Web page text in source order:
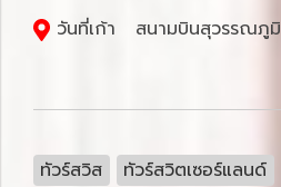
วันที่เก้า สนามบินสุวรรณภูมิ
ทัวร์สวิส ทัวร์สวิตเซอร์แลนด์